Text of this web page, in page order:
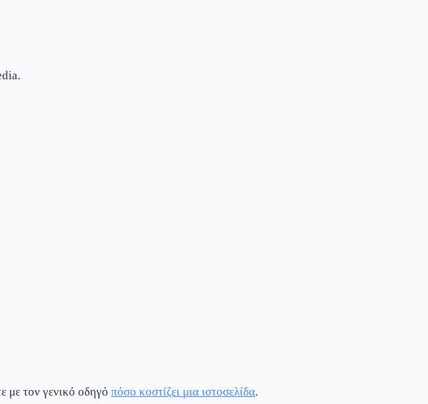
με τον γενικό οδηγό πόσο κοστίζει μια ιστοσελίδα.